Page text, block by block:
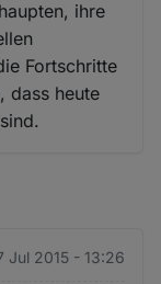
ihre
Fortschritte
dass heute
Jul 2015 - 13:26